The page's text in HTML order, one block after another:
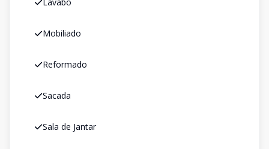
Mobiliado
Reformado
Sacada
Sala de Jantar